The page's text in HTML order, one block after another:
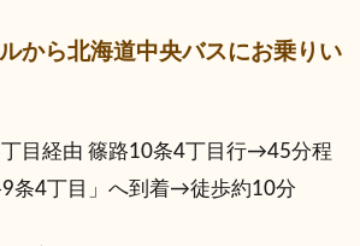
から北海道中央バスにお乗りい
丁目経由 篠路10条4丁目行→45分程
9条4丁目」へ到着→徒歩約10分